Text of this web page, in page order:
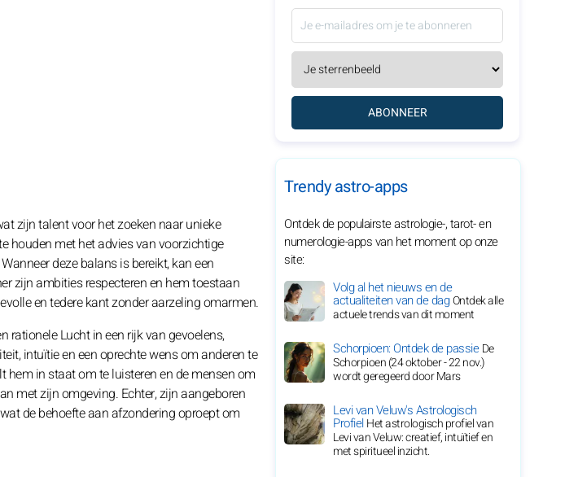
zijn talent voor het zoeken naar unieke
houden met het advies van voorzichtige
deze balans is bereikt, kan een
zijn ambities respecteren en hem toestaan
en tedere kant zonder aarzeling omarmen.
rationele Lucht in een rijk van gevoelens,
intuïtie en een oprechte wens om anderen te
hem in staat om te luisteren en de mensen om
met zijn omgeving. Echter, zijn aangeboren
de behoefte aan afzondering oproept om
ABONNEER
Trendy astro-apps
Ontdek de populairste astrologie-, tarot- en
numerologie-apps van het moment op onze
site:
Volg al het nieuws en de
actualiteiten van de dagOntdek alle
actuele trends van dit moment
Schorpioen: Ontdek de passieDe
Schorpioen (24 oktober - 22 nov.)
wordt geregeerd door Mars
Levi van Veluw's Astrologisch
ProfielHet astrologisch profiel van
Levi van Veluw: creatief, intuïtief en
met spiritueel inzicht.